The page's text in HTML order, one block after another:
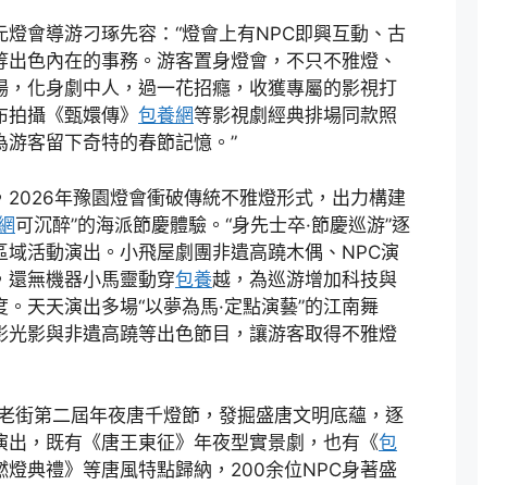
燈會導游刁琢先容：“燈會上有NPC即興互動、古
色內在的事務。游客置身燈會，不只不雅燈、
，化身劇中人，過一花招癮，收獲專屬的影視打
攝《甄嬛傳》 包養網等影視劇經典排場同款照
游客留下奇特的春節記憶。”
2026年豫園燈會衝破傳統不雅燈形式，出力構建
可沉醉”的海派節慶體驗。“身先士卒·節慶巡游”逐
域活動演出。小飛屋劇團非遺高蹺木偶、NPC演
還無機器小馬靈動穿包養越，為巡游增加科技與
天天演出多場“以夢為馬·定點演藝”的江南舞
光影與非遺高蹺等出色節目，讓游客取得不雅燈
街第二屆年夜唐千燈節，發掘盛唐文明底蘊，逐
出，既有《唐王東征》年夜型實景劇，也有《包
燈典禮》等唐風特點歸納，200余位NPC身著盛